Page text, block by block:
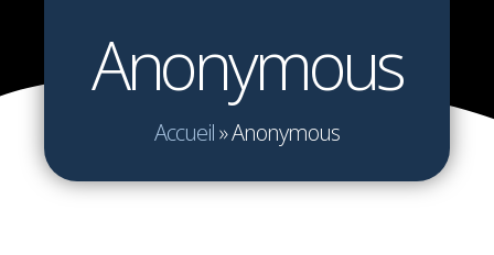
Anonymous
Accueil»Anonymous